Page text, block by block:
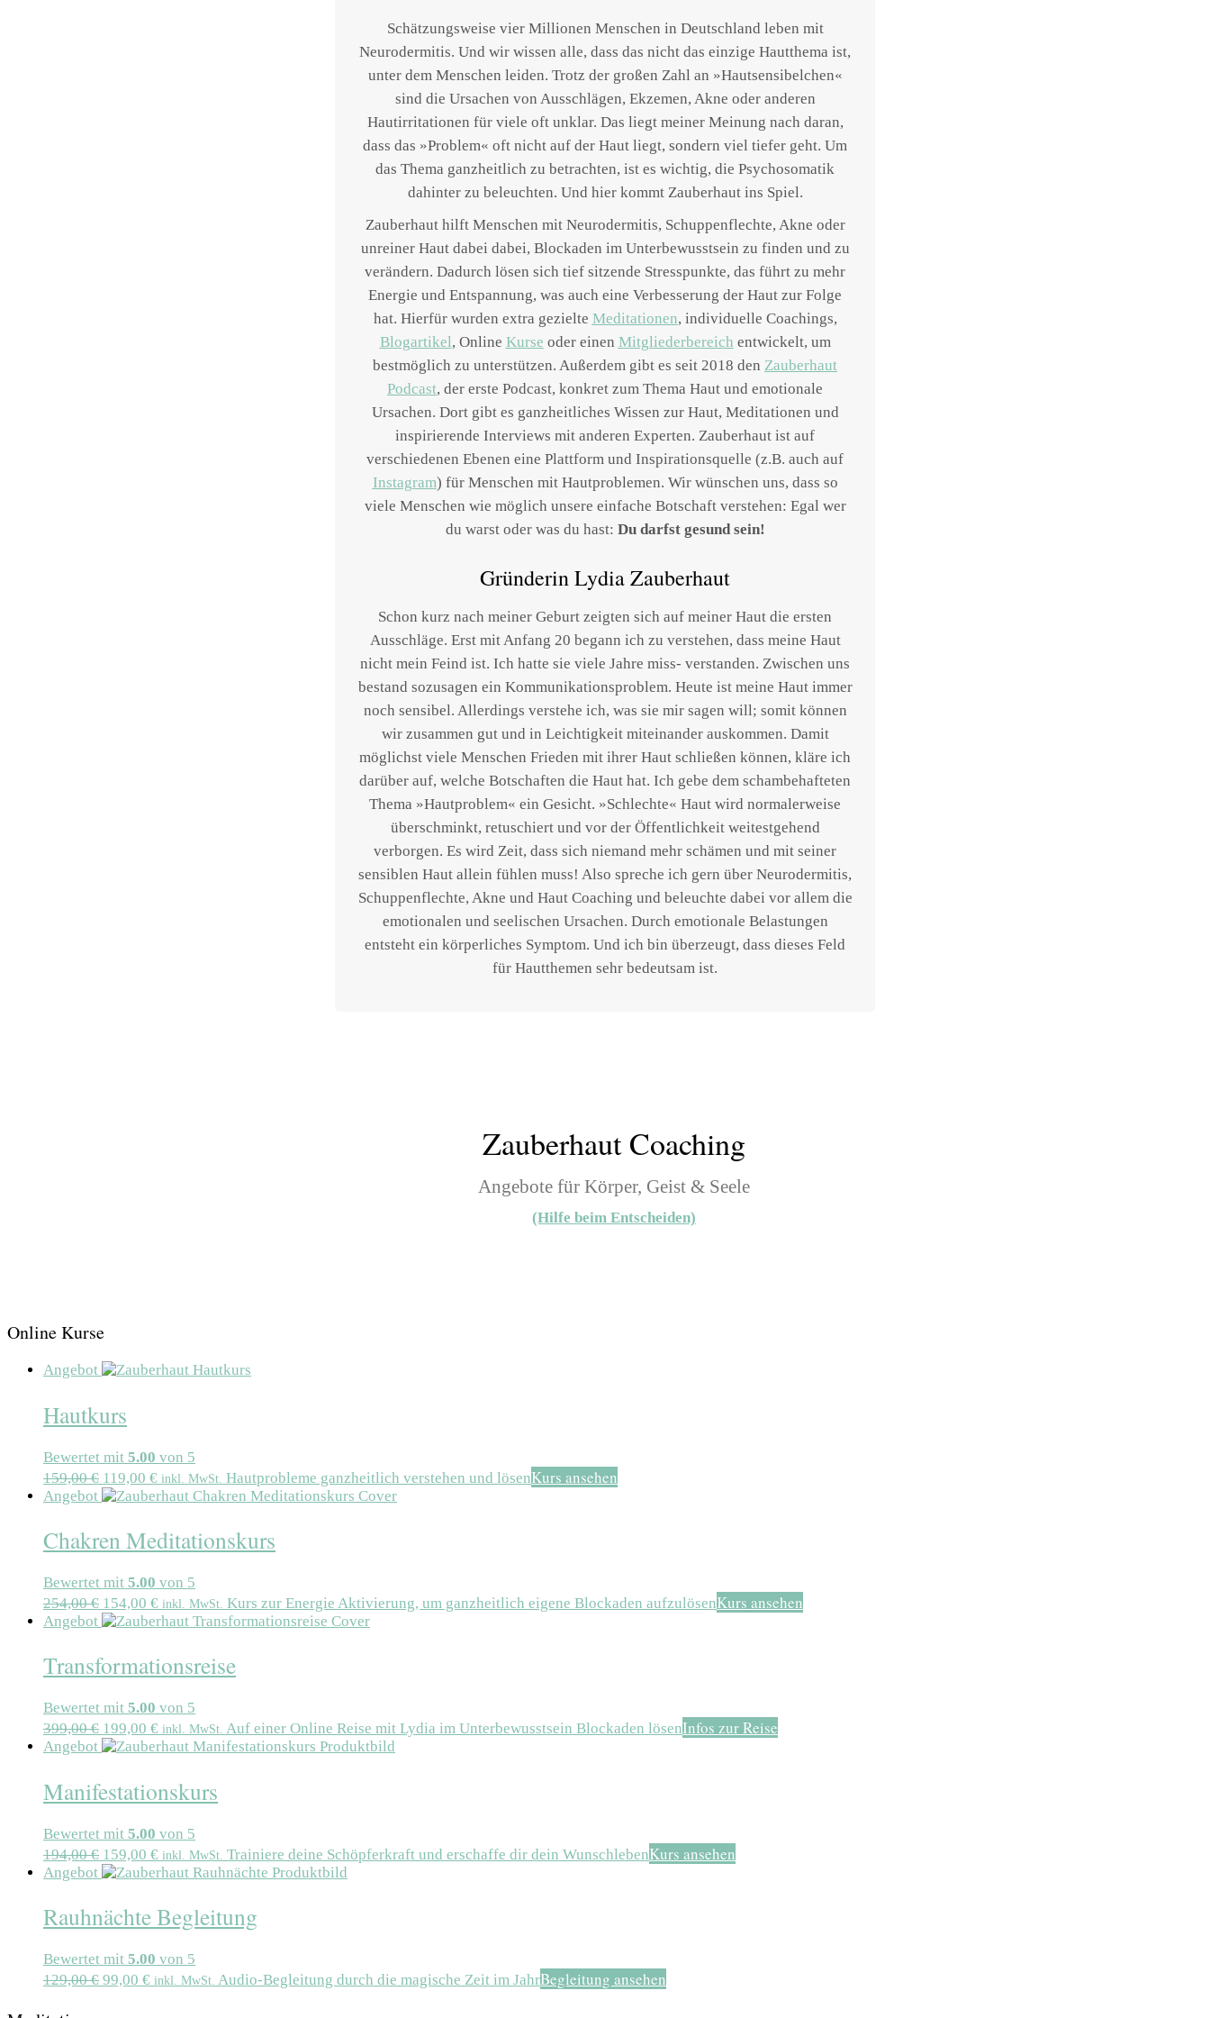
Schätzungsweise vier Millionen Menschen in Deutschland leben mit
Neurodermitis. Und wir wissen alle, dass das nicht das einzige Hautthema ist,
unter dem Menschen leiden. Trotz der großen Zahl an »Hautsensibelchen«
sind die Ursachen von Ausschlägen, Ekzemen, Akne oder anderen
Hautirritationen für viele oft unklar. Das liegt meiner Meinung nach daran,
dass das »Problem« oft nicht auf der Haut liegt, sondern viel tiefer geht. Um
das Thema ganzheitlich zu betrachten, ist es wichtig, die Psychosomatik
dahinter zu beleuchten. Und hier kommt Zauberhaut ins Spiel.
Zauberhaut hilft Menschen mit Neurodermitis, Schuppenflechte, Akne oder
unreiner Haut dabei dabei, Blockaden im Unterbewusstsein zu finden und zu
verändern. Dadurch lösen sich tief sitzende Stresspunkte, das führt zu mehr
Energie und Entspannung, was auch eine Verbesserung der Haut zur Folge
hat. Hierfür wurden extra gezielte Meditationen, individuelle Coachings,
Blogartikel, Online Kurse oder einen Mitgliederbereich entwickelt, um
bestmöglich zu unterstützen. Außerdem gibt es seit 2018 den Zauberhaut
Podcast, der erste Podcast, konkret zum Thema Haut und emotionale
Ursachen. Dort gibt es ganzheitliches Wissen zur Haut, Meditationen und
inspirierende Interviews mit anderen Experten. Zauberhaut ist auf
verschiedenen Ebenen eine Plattform und Inspirationsquelle (z.B. auch auf
Instagram) für Menschen mit Hautproblemen. Wir wünschen uns, dass so
viele Menschen wie möglich unsere einfache Botschaft verstehen: Egal wer
du warst oder was du hast: Du darfst gesund sein!
Gründerin Lydia Zauberhaut
Schon kurz nach meiner Geburt zeigten sich auf meiner Haut die ersten
Ausschläge. Erst mit Anfang 20 begann ich zu verstehen, dass meine Haut
nicht mein Feind ist. Ich hatte sie viele Jahre miss- verstanden. Zwischen uns
bestand sozusagen ein Kommunikationsproblem. Heute ist meine Haut immer
noch sensibel. Allerdings verstehe ich, was sie mir sagen will; somit können
wir zusammen gut und in Leichtigkeit miteinander auskommen. Damit
möglichst viele Menschen Frieden mit ihrer Haut schließen können, kläre ich
darüber auf, welche Botschaften die Haut hat. Ich gebe dem schambehafteten
Thema »Hautproblem« ein Gesicht. »Schlechte« Haut wird normalerweise
überschminkt, retuschiert und vor der Öffentlichkeit weitestgehend
verborgen. Es wird Zeit, dass sich niemand mehr schämen und mit seiner
sensiblen Haut allein fühlen muss! Also spreche ich gern über Neurodermitis,
Schuppenflechte, Akne und Haut Coaching und beleuchte dabei vor allem die
emotionalen und seelischen Ursachen. Durch emotionale Belastungen
entsteht ein körperliches Symptom. Und ich bin überzeugt, dass dieses Feld
für Hautthemen sehr bedeutsam ist.
Zauberhaut Coaching
Angebote für Körper, Geist & Seele
(Hilfe beim Entscheiden)
Online Kurse
Angebot
Hautkurs
Bewertet mit 5.00 von 5
159,00€ 119,00 € inkl. MwSt. Hautprobleme ganzheitlich verstehen und lösenKurs ansehen
Angebot
Chakren Meditationskurs
Bewertet mit 5.00 von 5
254,00€ 154,00 € inkl. MwSt. Kurs zur Energie Aktivierung, um ganzheitlich eigene Blockaden aufzulösenKurs ansehen
Angebot
Transformationsreise
Bewertet mit 5.00 von 5
399,00€ 199,00 € inkl. MwSt. Auf einer Online Reise mit Lydia im Unterbewusstsein Blockaden lösenInfos zur Reise
Angebot
Manifestationskurs
Bewertet mit 5.00 von 5
194,00€ 159,00 € inkl. MwSt. Trainiere deine Schöpferkraft und erschaffe dir dein WunschlebenKurs ansehen
Angebot
Rauhnächte Begleitung
Bewertet mit 5.00 von 5
129,00€ 99,00 € inkl. MwSt. Audio-Begleitung durch die magische Zeit im JahrBegleitung ansehen